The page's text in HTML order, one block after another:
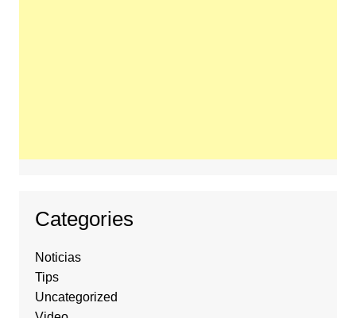
Categories
Noticias
Tips
Uncategorized